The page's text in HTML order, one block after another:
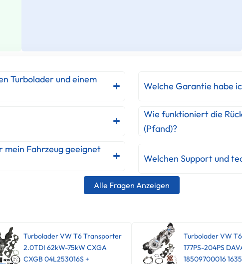
Turbolader und einem
Welche Garantie habe
Wie funktioniert die
(Pfand)?
mein Fahrzeug geeignet
Welchen Support und
Alle Fragen Anzeigen
Turbolader VW T6 Transporter
2.0TDI 62kW-75kW CXGA
CXGB 04L253016S +
Turbolader VW
177PS-204PS
18509700016